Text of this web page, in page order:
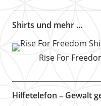
Shirts und mehr …
Rise For
Hilfetelefon – Gewalt